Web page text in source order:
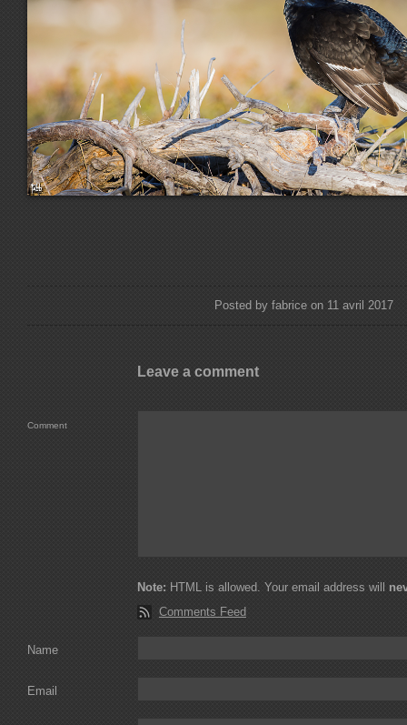
Posted by fabrice on 11 avril 2017
Leave a comment
Comment
Note: HTML is allowed. Your email address will
Comments Feed
Name
Email